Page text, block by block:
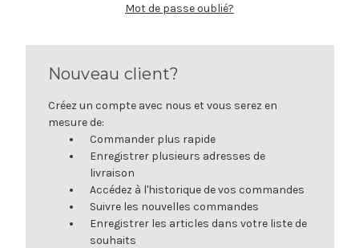
Mot de passe oublié?
Nouveau client?
Créez un compte avec nous et vous serez en
mesure de:
Commander plus rapide
Enregistrer plusieurs adresses de
livraison
Accédez à l'historique de vos commandes
Suivre les nouvelles commandes
Enregistrer les articles dans votre liste de
souhaits